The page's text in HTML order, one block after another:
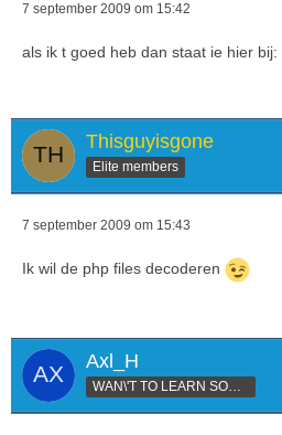
7 september 2009 om 15:42
als ik t goed heb dan staat ie hier bij:
Thisguyisgone
Elite members
7 september 2009 om 15:43
Ik wil de php files decoderen
Axl_H